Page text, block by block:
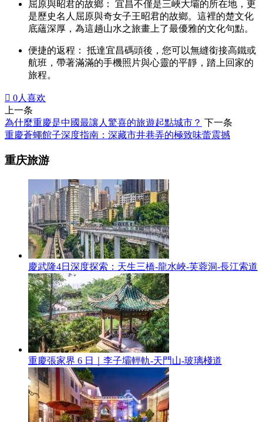
屈原與昭君的故鄉： 宜昌不僅是三峽大壩的所在地，更
是歷史名人屈原與奇女子王昭君的故鄉。這裡的楚文化
底蘊深厚，為這趟山水之旅畫上了最優雅的文化句點。
便捷的返程： 抵達宜昌碼頭後，您可以無縫銜接高鐵或
航班，帶著滿滿的手機照片與心靈的平靜，踏上回家的
旅程。
 0人喜欢
上一条
為什麼重慶是中國最讓人驚喜的旅遊起點城市？ 下一条
重慶蒼蠅館子深度指南：深藏市井巷弄的極致味蕾震撼
重庆旅游
慶武隆4日深度探索：天生三橋-龍水峽-芙蓉洞-長江索道
重慶張家界 6 日｜李子壩輕軌-天門山-玻璃棧道